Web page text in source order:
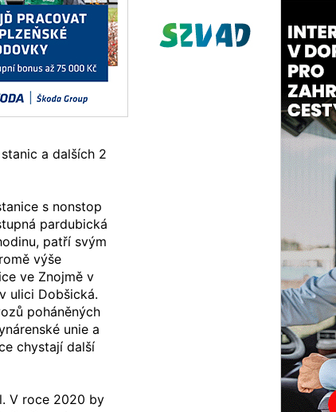
a dalších 2
s nonstop
pardubická
patří svým
výše
ve Znojmě v
ulici Dobšická.
poháněných
unie a
chystají další
V roce 2020 by